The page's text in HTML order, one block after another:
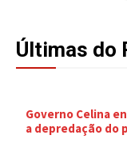
Últimas do
Governo Celina
a depredação do